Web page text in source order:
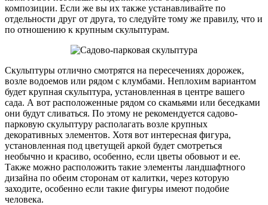
композиции. Если же вы их также устанавливайте по
отдельности друг от друга, то следуйте тому же правилу, что и
по отношению к крупным скульптурам.
Скульптуры отлично смотрятся на пересечениях дорожек,
возле водоемов или рядом с клумбами. Неплохим вариантом
будет крупная скульптура, установленная в центре вашего
сада. А вот расположенные рядом со скамьями или беседками
они будут сливаться. По этому не рекомендуется садово-
парковую скульптуру располагать возле крупных
декоративных элементов. Хотя вот интересная фигура,
установленная под цветущей аркой будет смотреться
необычно и красиво, особенно, если цветы обовьют и ее.
Также можно расположить такие элементы ландшафтного
дизайна по обеим сторонам от калитки, через которую
заходите, особенно если такие фигуры имеют подобие
человека.